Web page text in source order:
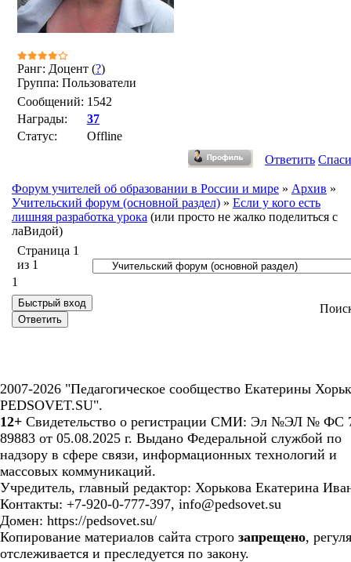
Ранг: Доцент (?)
Группа: Пользователи
Сообщений: 1542
Награды:
37
Статус:
Offline
Ответить
Форум учителей об образовании в России и мире » Архив »
Учительский форум (основной раздел) » Если у кого есть
лишняя разработка урока (или просто не жалко поделиться с
лаВидой)
Страница 1
из 1
1
2007-2026 "Педагогическое сообщество Екатерины
PEDSOVET.SU".
12+ Свидетельство о регистрации СМИ: Эл №ЭЛ № ФС
89883 от 05.08.2025 г. Выдано Федеральной службой по
надзору в сфере связи, информационных технологий и
массовых коммуникаций.
Учредитель, главный редактор: Хорькова Екатерина
Контакты: +7-920-0-777-397, info@pedsovet.su
Домен: https://pedsovet.su/
Копирование материалов сайта строго запрещено,
отслеживается и преследуется по закону.